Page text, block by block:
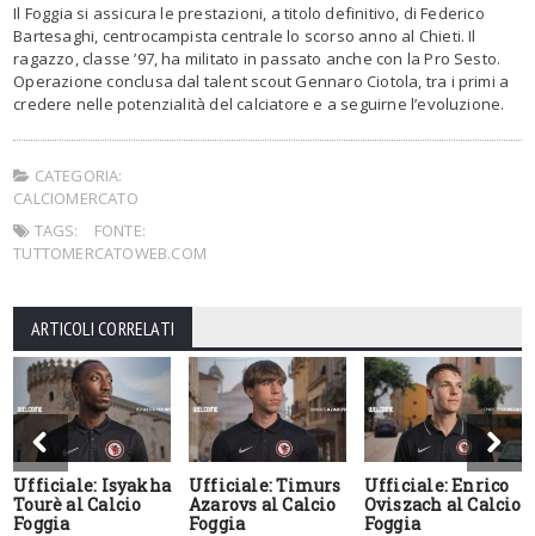
Il Foggia si assicura le prestazioni, a titolo definitivo, di Federico
Bartesaghi, centrocampista centrale lo scorso anno al Chieti. Il
ragazzo, classe ’97, ha militato in passato anche con la Pro Sesto.
Operazione conclusa dal talent scout Gennaro Ciotola, tra i primi a
credere nelle potenzialità del calciatore e a seguirne l’evoluzione.
CATEGORIA:
CALCIOMERCATO
TAGS:
FONTE:
TUTTOMERCATOWEB.COM
ARTICOLI CORRELATI
Ufficiale: Isyakha
Tourè al Calcio
Foggia
Ufficiale: Timurs
Azarovs al Calcio
Foggia
Ufficiale: Enrico
Oviszach al Calcio
Foggia